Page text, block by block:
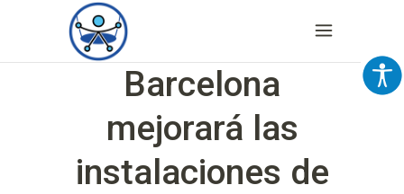
Barcelona
mejorará las
instalaciones de